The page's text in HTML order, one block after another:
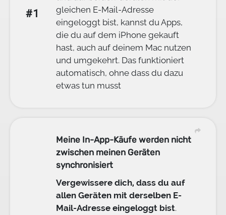
#1
gleichen E-Mail-Adresse
eingeloggt bist, kannst du Apps,
die du auf dem iPhone gekauft
hast, auch auf deinem Mac nutzen
und umgekehrt. Das funktioniert
automatisch, ohne dass du dazu
etwas tun musst
Meine In-App-Käufe werden nicht
zwischen meinen Geräten
synchronisiert
Vergewissere dich, dass du auf
allen Geräten mit derselben E-
Mail-Adresse eingeloggt bist.